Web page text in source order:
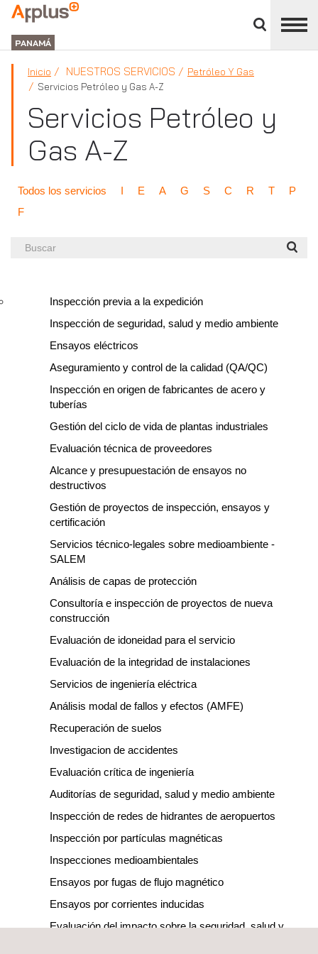
panel
APPLUS+
GROUP
PANAMÁ
Inicio NUESTROS SERVICIOS
Petróleo Y Gas
Servicios Petróleo y Gas A-Z
Servicios Petróleo y
Gas A-Z
Todos los servicios I E A G S C R T
P
F
Buscar
Inspección previa a la expedición
Inspección de seguridad, salud y medio ambiente
Ensayos eléctricos
Aseguramiento y control de la calidad (QA/QC)
Inspección en origen de fabricantes de acero y
tuberías
Gestión del ciclo de vida de plantas industriales
Evaluación técnica de proveedores
Alcance y presupuestación de ensayos no
destructivos
Gestión de proyectos de inspección, ensayos y
certificación
Servicios técnico-legales sobre medioambiente -
SALEM
Análisis de capas de protección
Consultoría e inspección de proyectos de nueva
construcción
Evaluación de idoneidad para el servicio
Evaluación de la integridad de instalaciones
Servicios de ingeniería eléctrica
Análisis modal de fallos y efectos (AMFE)
Recuperación de suelos
Investigacion de accidentes
Evaluación crítica de ingeniería
Auditorías de seguridad, salud y medio ambiente
Inspección de redes de hidrantes de aeropuertos
Inspección por partículas magnéticas
Inspecciones medioambientales
Ensayos por fugas de flujo magnético
Ensayos por corrientes inducidas
Evaluación del impacto sobre la seguridad, salud y